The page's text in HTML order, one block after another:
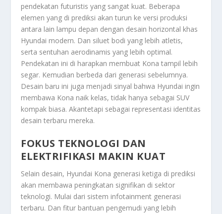
pendekatan futuristis yang sangat kuat. Beberapa
elemen yang di prediksi akan turun ke versi produksi
antara lain lampu depan dengan desain horizontal khas
Hyundai modern. Dan siluet bodi yang lebih atletis,
serta sentuhan aerodinamis yang lebih optimal.
Pendekatan ini di harapkan membuat Kona tampil lebih
segar. Kemudian berbeda dari generasi sebelumnya.
Desain baru ini juga menjadi sinyal bahwa Hyundai ingin
membawa Kona naik kelas, tidak hanya sebagai SUV
kompak biasa. Akantetapi sebagai representasi identitas
desain terbaru mereka.
FOKUS TEKNOLOGI DAN
ELEKTRIFIKASI MAKIN KUAT
Selain desain, Hyundai Kona generasi ketiga di prediksi
akan membawa peningkatan signifikan di sektor
teknologi. Mulai dari sistem infotainment generasi
terbaru. Dan fitur bantuan pengemudi yang lebih